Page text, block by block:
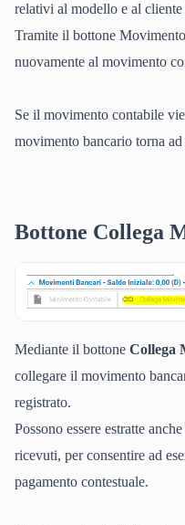
relativi al modello e al
Tramite il bottone
nuovamente al movimento
Se il movimento contabile
movimento bancario torna
Bottone Collega
Mediante il bottone Collega
collegare il movimento
registrato.
Possono essere estratte
ricevuti, per consentire ad
pagamento contestuale.